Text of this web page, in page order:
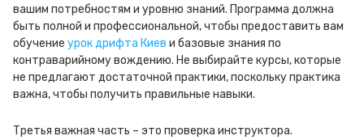
вашим потребностям и уровню знаний. Программа должна
быть полной и профессиональной, чтобы предоставить вам
обучение урок дрифта Киев и базовые знания по
контраварийному вождению. Не выбирайте курсы, которые
не предлагают достаточной практики, поскольку практика
важна, чтобы получить правильные навыки.
Третья важная часть – это проверка инструктора.